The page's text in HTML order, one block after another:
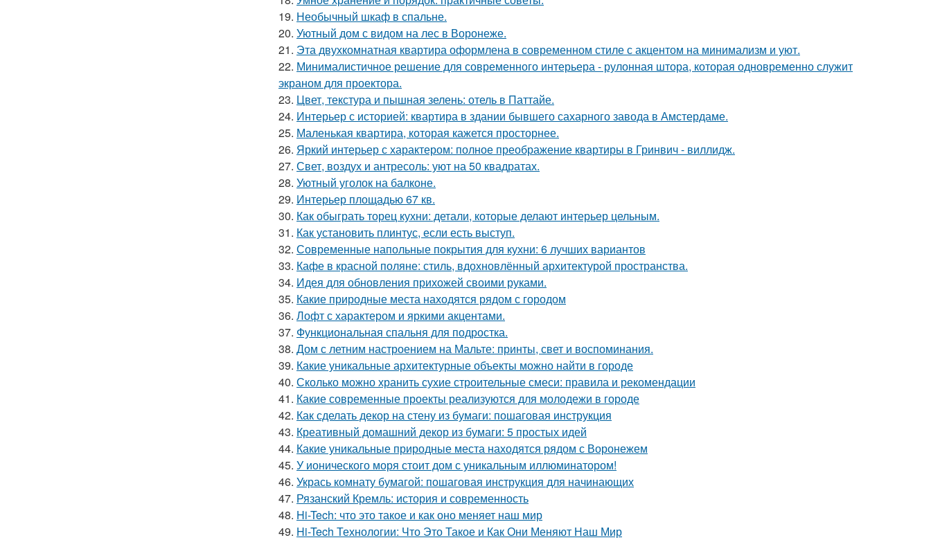
19. Необычный шкаф в спальне.
20. Уютный дом с видом на лес в Воронеже.
21. Эта двухкомнатная квартира оформлена в современном стиле с акцентом на минимализм и уют.
22. Минималистичное решение для современного интерьера - рулонная штора, которая одновременно служит
экраном для проектора.
23. Цвет, текстура и пышная зелень: отель в Паттайе.
24. Интерьер с историей: квартира в здании бывшего сахарного завода в Амстердаме.
25. Маленькая квартира, которая кажется просторнее.
26. Яркий интерьер с характером: полное преображение квартиры в Гринвич - виллидж.
27. Свет, воздух и антресоль: уют на 50 квадратах.
28. Уютный уголок на балконе.
29. Интерьер площадью 67 кв.
30. Как обыграть торец кухни: детали, которые делают интерьер цельным.
31. Как установить плинтус, если есть выступ.
32. Современные напольные покрытия для кухни: 6 лучших вариантов
33. Кафе в красной поляне: стиль, вдохновлённый архитектурой пространства.
34. Идея для обновления прихожей своими руками.
35. Какие природные места находятся рядом с городом
36. Лофт с характером и яркими акцентами.
37. Функциональная спальня для подростка.
38. Дом с летним настроением на Мальте: принты, свет и воспоминания.
39. Какие уникальные архитектурные объекты можно найти в городе
40. Сколько можно хранить сухие строительные смеси: правила и рекомендации
41. Какие современные проекты реализуются для молодежи в городе
42. Как сделать декор на стену из бумаги: пошаговая инструкция
43. Креативный домашний декор из бумаги: 5 простых идей
44. Какие уникальные природные места находятся рядом с Воронежем
45. У ионического моря стоит дом с уникальным иллюминатором!
46. Укрась комнату бумагой: пошаговая инструкция для начинающих
47. Рязанский Кремль: история и современность
48. Hi-Tech: что это такое и как оно меняет наш мир
49. Hi-Tech Технологии: Что Это Такое и Как Они Меняют Наш Мир